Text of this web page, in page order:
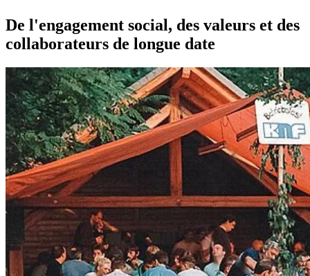
De l'engagement social, des valeurs et des
collaborateurs de longue date